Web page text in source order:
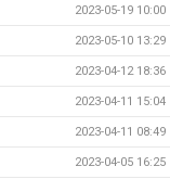
2023-05-19 10:00
2023-05-10 13:29
2023-04-12 18:36
2023-04-11 15:04
2023-04-11 08:49
2023-04-05 16:25